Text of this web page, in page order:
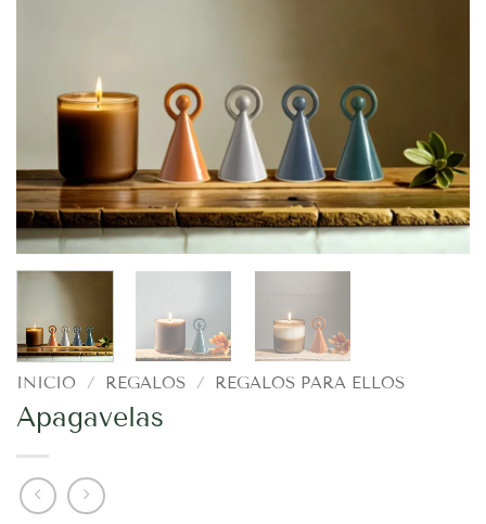
INICIO / REGALOS / REGALOS PARA ELLOS
Apagavelas